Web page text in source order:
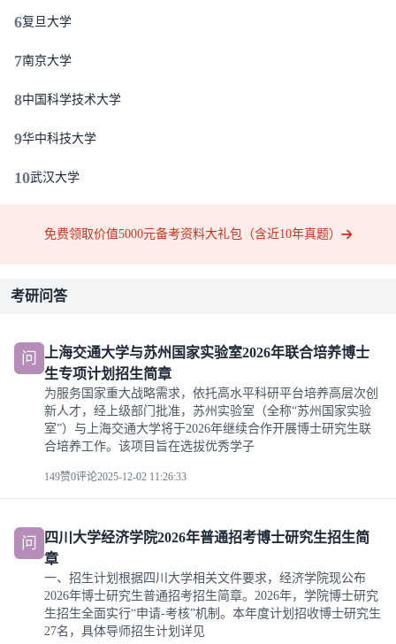
6复旦大学
7南京大学
8中国科学技术大学
9华中科技大学
10武汉大学
免费领取价值5000元备考资料大礼包（含近10年真题）
考研问答
问
上海交通大学与苏州国家实验室2026年联合培养博士
生专项计划招生简章
为服务国家重大战略需求，依托高水平科研平台培养高层次创
新人才，经上级部门批准，苏州实验室（全称“苏州国家实验
室”）与上海交通大学将于2026年继续合作开展博士研究生联
合培养工作。该项目旨在选拔优秀学子
149赞0评论2025-12-02 11:26:33
问
四川大学经济学院2026年普通招考博士研究生招生简
章
一、招生计划根据四川大学相关文件要求，经济学院现公布
2026年博士研究生普通招考招生简章。2026年，学院博士研究
生招生全面实行“申请-考核”机制。本年度计划招收博士研究生
27名，具体导师招生计划详见